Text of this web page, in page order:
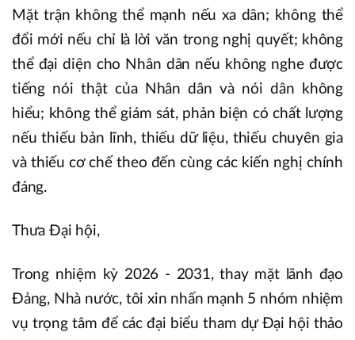
Mặt trận không thể mạnh nếu xa dân; không thể
đổi mới nếu chỉ là lời văn trong nghị quyết; không
thể đại diện cho Nhân dân nếu không nghe được
tiếng nói thật của Nhân dân và nói dân không
hiểu; không thể giám sát, phản biện có chất lượng
nếu thiếu bản lĩnh, thiếu dữ liệu, thiếu chuyên gia
và thiếu cơ chế theo đến cùng các kiến nghị chính
đáng.
Thưa Đại hội,
Trong nhiệm kỳ 2026 - 2031, thay mặt lãnh đạo
Đảng, Nhà nước, tôi xin nhấn mạnh 5 nhóm nhiệm
vụ trọng tâm để các đại biểu tham dự Đại hội thảo